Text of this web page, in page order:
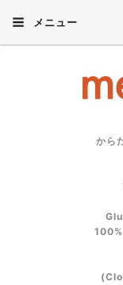
メニュー
から